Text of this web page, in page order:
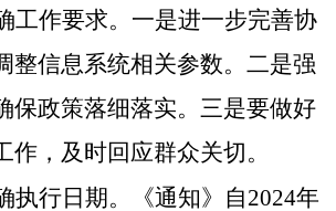
工作要求。 一是进一步完善协
整信息系统相关参数。二是强
保政策落细落实。三是要做好
作，及时回应群众关切。
执行日期。
《通知》自2024年